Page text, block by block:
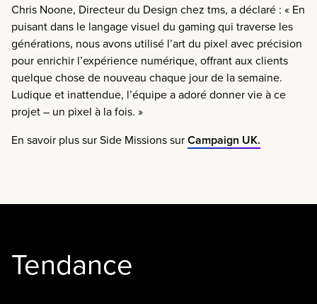
Chris Noone, Directeur du Design chez tms, a déclaré : « En
puisant dans le langage visuel du gaming qui traverse les
générations, nous avons utilisé l’art du pixel avec précision
pour enrichir l’expérience numérique, offrant aux clients
quelque chose de nouveau chaque jour de la semaine.
Ludique et inattendue, l’équipe a adoré donner vie à ce
projet – un pixel à la fois. »
En savoir plus sur Side Missions surCampaign UK.
Tendance